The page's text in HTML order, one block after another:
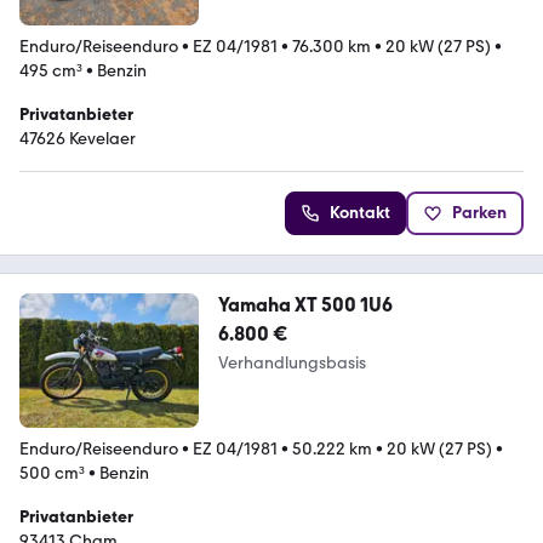
Enduro/Reiseenduro• EZ 04/1981 • 76.300 km • 20 kW (27 PS) •
495 cm³• Benzin
Privatanbieter
47626 Kevelaer
Kontakt Parken
Yamaha XT 500 1U6
6.800 €
Verhandlungsbasis
Enduro/Reiseenduro• EZ 04/1981 • 50.222 km • 20 kW (27 PS) •
500 cm³• Benzin
Privatanbieter